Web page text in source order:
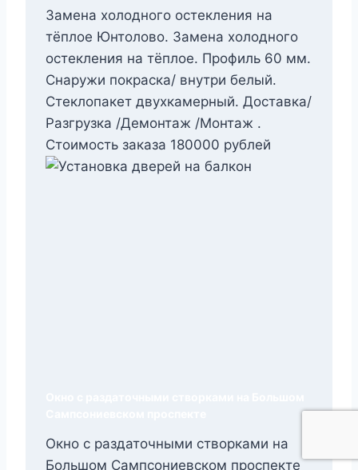
Замена холодного остекления на
тёплое Юнтолово. Замена холодного
остекления на тёплое. Профиль 60 мм.
Снаружи покраска/ внутри белый.
Стеклопакет двухкамерный. Доставка/
Разгрузка /Демонтаж /Монтаж .
Стоимость заказа 180000 рублей
Окно с раздаточными створками на
Большом Сампсониевском проспекте